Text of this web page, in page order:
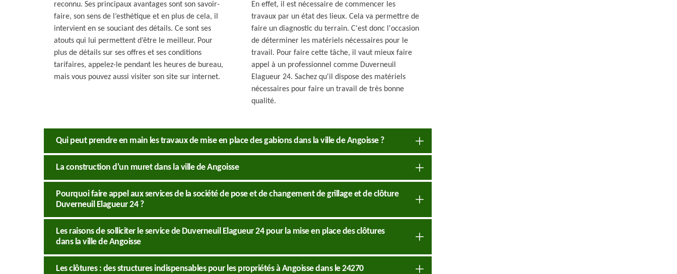
reconnu. Ses principaux avantages sont son savoir-
faire, son sens de l’esthétique et en plus de cela, il
intervient en se souciant des détails. Ce sont ses
atouts qui lui permettent d’être le meilleur. Pour
plus de détails sur ses offres et ses conditions
tarifaires, appelez-le pendant les heures de bureau,
mais vous pouvez aussi visiter son site sur internet.
En effet, il est nécessaire de commencer les
travaux par un état des lieux. Cela va permettre de
faire un diagnostic du terrain. C'est donc l'occasion
de déterminer les matériels nécessaires pour le
travail. Pour faire cette tâche, il vaut mieux faire
appel à un professionnel comme Duverneuil
Elagueur 24. Sachez qu'il dispose des matériels
nécessaires pour faire un travail de très bonne
qualité.
Qui peut prendre en main les travaux de mise en place des gabions dans la ville de Angoisse ?
La construction d'un muret dans la ville de Angoisse
Pourquoi faire appel aux services de la société de pose et de changement de grillage et de clôture
Duverneuil Elagueur 24 ?
Les raisons de solliciter le service de Duverneuil Elagueur 24 pour la mise en place des clôtures
dans la ville de Angoisse
Les clôtures : des structures indispensables pour les propriétés à Angoisse dans le 24270